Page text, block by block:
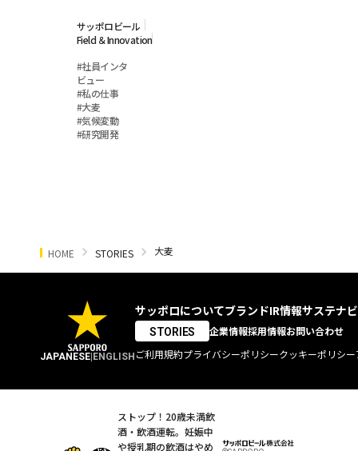
究
候変動
リスク
に挑む
大麦研
究者の
想い
サッポロビール
Field ＆Innovation
#社員インタ
ビュー
#私の仕事
#大麦
#気候変動
#研究開発
HOME STORIES 大麦
JAPANESE ENGLISH
サッポロについてブランドIR情報サステナ
STORIES 企業情報採用情報お問い合わせ
ご利用規約プライバシーポリシークッキーポリシー
ストップ！20歳未満飲
酒・飲酒運転。 妊娠中
や授乳期の飲酒はやめ